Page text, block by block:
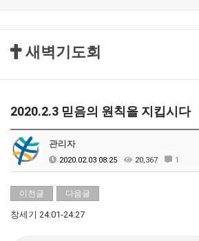
새벽기도회
2020.2.3 믿음의 원칙을 지킵시다
관리자
2020.02.03 08:25 20,367 1
이전글 다음글
창세기 24:01-24:27